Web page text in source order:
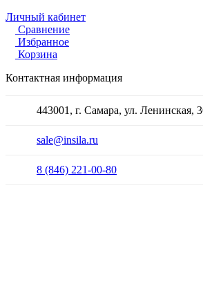
Личный кабинет
Сравнение
Избранное
Корзина
Контактная информация
443001, г. Самара, ул. Ленинская,
sale@insila.ru
8 (846) 221-00-80